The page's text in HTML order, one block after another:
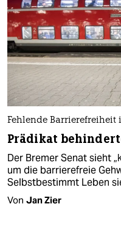
Fehlende Barrierefreiheit
Prädikat
Der Bremer Senat sieht
um die barrierefreie
Selbstbestimmt Leben
Von Jan Zier